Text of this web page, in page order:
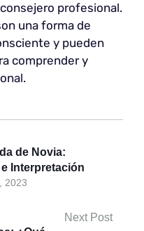
profesional.
una forma de
y pueden
comprender y
2023
de Novia:
Interpretación
Next Post